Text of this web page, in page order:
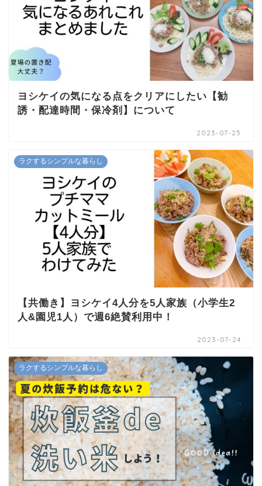
ヨシケイの気になる点をクリアにしたい【勧
誘・配達時間・保冷剤】について
2023-07-25
ラクするシンプルな暮らし
【共働き】ヨシケイ4人分を5人家族（小学生2
人&園児1人）で週6絶賛利用中！
2023-07-24
ラクするシンプルな暮らし